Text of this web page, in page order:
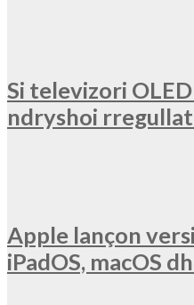
Si televizori
ndryshoi
Apple lançon
iPadOS, macOS